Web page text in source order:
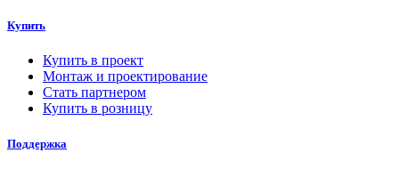
Купить
Купить в проект
Монтаж и проектирование
Стать партнером
Купить в розницу
Поддержка